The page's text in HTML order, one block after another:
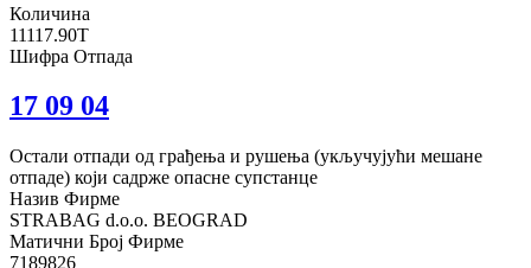
Количина
11117.90T
Шифра Отпада
17 09 04
Остали отпади од грађења и рушења (укључујући мешане
отпаде) који садрже опасне супстанце
Назив Фирме
STRABAG d.o.o. BEOGRAD
Матични Број Фирме
7189826